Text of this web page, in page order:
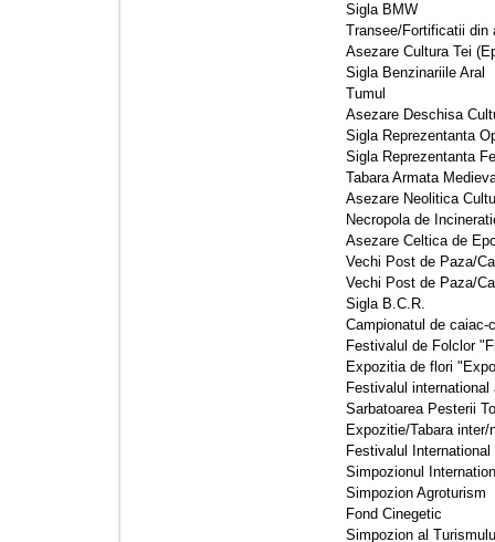
Sigla BMW
Transee/Fortificatii din
Asezare Cultura Tei
Sigla Benzinariile Aral
Tumul
Asezare Deschisa
Sigla Reprezentanta
Sigla Reprezentanta
Tabara Armata
Asezare Neolitica
Necropola de
Asezare Celtica de
Vechi Post de Paza/
Vechi Post de Paza/
Sigla B.C.R.
Campionatul de caiac-
Festivalul de Folclor
Expozitia de flori
Festivalul
Sarbatoarea Pesterii
Expozitie/Tabara
Festivalul
Simpozionul
Simpozion Agroturism
Fond Cinegetic
Simpozion al